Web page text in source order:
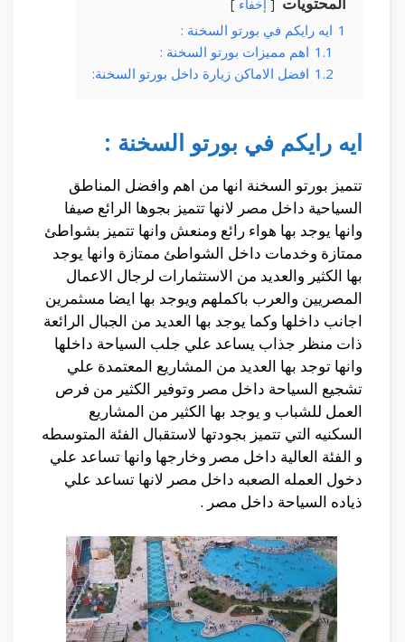
إخفاء
1 ايه رايكم في بورتو السخنة :
1.1 اهم مميزات بورتو السخنة :
1.2 افضل الاماكن زيارة داخل بورتو السخنة:
ايه رايكم في بورتو السخنة :
تتميز بورتو السخنة انها من اهم وافضل المناطق
السياحية داخل مصر لانها تتميز بجوها الرائع صيفا
وانها يوجد بها هواء رائع ومنعش وانها تتميز بشواطئ
ممتازة وخدمات داخل الشواطئ ممتازة وانها يوجد
بها الكثير والعديد من الاستثمارات لرجال الاعمال
المصريين والعرب باكملهم ويوجد بها ايضا مسثمرين
اجانب داخلها وكما يوجد بها العديد من الجبال الرائعة
ذات منظر جذاب يساعد علي جلب السياحة داخلها
وانها توجد بها العديد من المشاريع المعتمدة علي
تشجيع السياحة داخل مصر وتوفير الكثير من فرص
العمل للشباب و يوجد بها الكثير من المشاريع
السكنيه التي تتميز بجودتها لاستقبال الفئة المتوسطه
و الفئة العالية داخل مصر وخارجها وانها تساعد علي
دخول العمله الصعبه داخل مصر لانها تساعد علي
ذياده السياحة داخل مصر .